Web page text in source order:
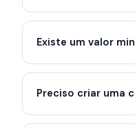
Existe um valor
Preciso criar uma